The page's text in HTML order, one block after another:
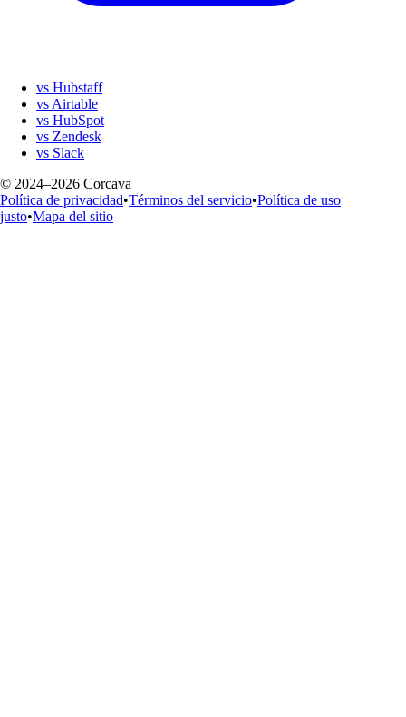
vs Hubstaff
vs Airtable
vs HubSpot
vs Zendesk
vs Slack
© 2024–2026 Corcava
Política de privacidad•Términos del servicio•Política de uso
justo•Mapa del sitio